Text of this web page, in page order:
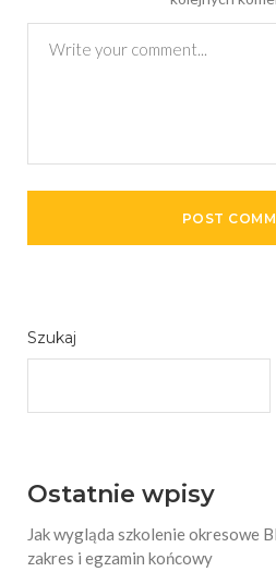
Szukaj
Ostatnie wpisy
Jak wygląda szkolenie okresowe
zakres i egzamin końcowy